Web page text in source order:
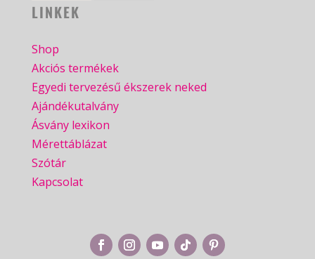
LINKEK
Shop
Akciós termékek
Egyedi tervezésű ékszerek neked
Ajándékutalvány
Ásvány lexikon
Mérettáblázat
Szótár
Kapcsolat